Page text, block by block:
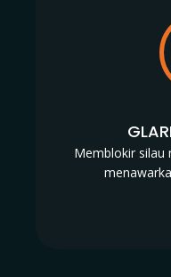
Memblokir silau